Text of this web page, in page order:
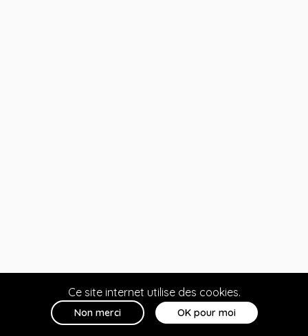
Ce site internet utilise des cookies.
Non merci OK pour moi